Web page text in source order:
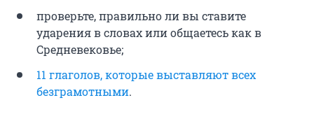
проверьте, правильно ли вы ставите
ударения в словах или общаетесь как в
Средневековье;
11 глаголов, которые выставляют всех
безграмотными.